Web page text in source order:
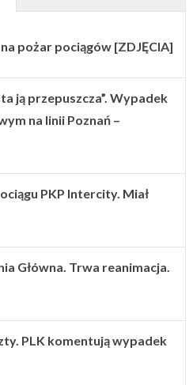
pożar pociągów [ZDJĘCIA]
ją przepuszcza”. Wypadek
na linii Poznań –
PKP Intercity. Miał
Główna. Trwa reanimacja.
PLK komentują wypadek